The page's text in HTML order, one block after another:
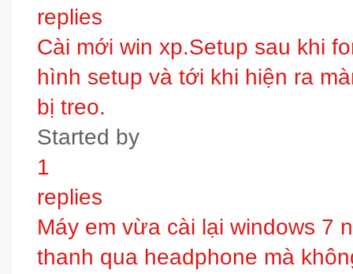
replies
Cài mới win xp.Setup sau khi
hình setup và tới khi hiện ra
bị treo.
Started by
1
replies
Máy em vừa cài lại windows 7
thanh qua headphone mà